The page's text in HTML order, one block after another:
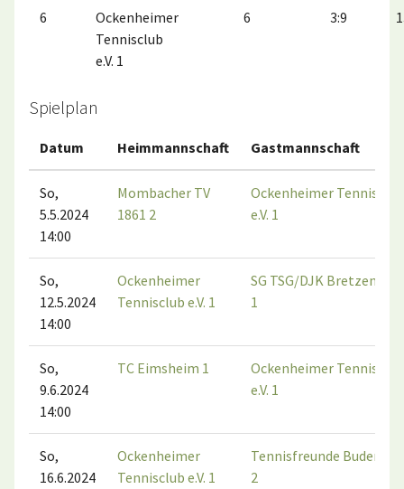
6
Ockenheimer
Tennisclub
e.V. 1
6 3:9
Spielplan
Datum Heimmannschaft Gastmannschaft
So,
5.5.2024
14:00
Mombacher TV
1861 2
Ockenheimer Tennisclub
e.V. 1
So,
12.5.2024
14:00
Ockenheimer
Tennisclub e.V. 1
SG TSG/DJK
1
So,
9.6.2024
14:00
TC Eimsheim 1
Ockenheimer Tennisclub
e.V. 1
So,
16.6.2024
Ockenheimer
Tennisclub e.V. 1
Tennisfreunde
2